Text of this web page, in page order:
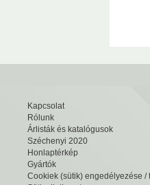
Kapcsolat
Rólunk
Árlisták és katalógusok
Széchenyi 2020
Honlaptérkép
Gyártók
Cookiek (sütik) engedélyezése /